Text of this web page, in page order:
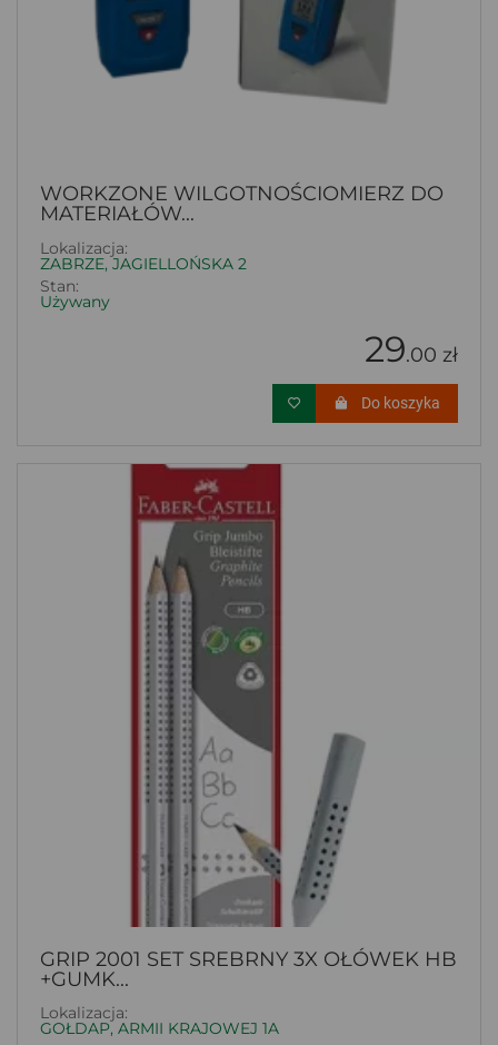
WORKZONE WILGOTNOŚCIOMIERZ DO
MATERIAŁÓW...
Lokalizacja:
ZABRZE, JAGIELLOŃSKA 2
Stan:
Używany
29.00 zł
Do koszyka
GRIP 2001 SET SREBRNY 3X OŁÓWEK HB
+GUMK...
Lokalizacja:
GOŁDAP, ARMII KRAJOWEJ 1A